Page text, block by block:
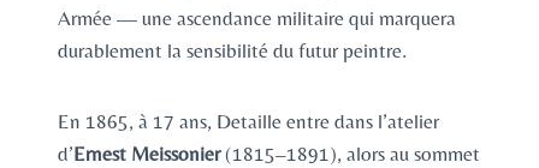
Armée — une ascendance militaire qui marquera
durablement la sensibilité du futur peintre.
En 1865, à 17 ans, Detaille entre dans l’atelier
d’Ernest Meissonier(1815–1891), alors au sommet